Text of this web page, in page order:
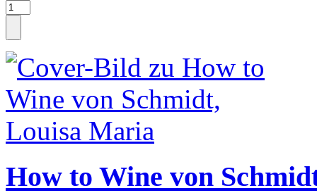
How to Wine von